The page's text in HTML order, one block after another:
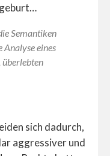
Semantiken
Analyse eines
überlebten
sich dadurch,
aggressiver und